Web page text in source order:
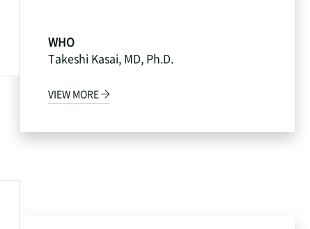
WHO
Takeshi Kasai, MD, Ph.D.
VIEW MORE